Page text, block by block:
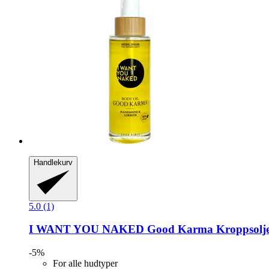
Handlekurv
5.0 (1)
I WANT YOU NAKED Good Karma
-5%
For alle hudtyper